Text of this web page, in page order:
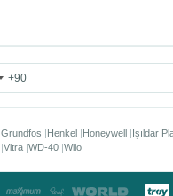
Grundfos Henkel Honeywell Işıldar
Vitra WD-40 Wilo